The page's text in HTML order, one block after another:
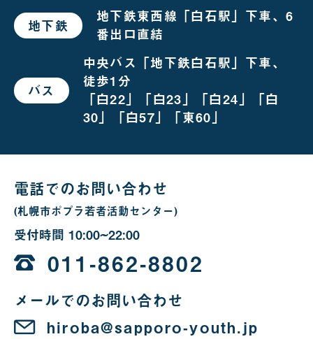
地下鉄 で
お
場
合
地下鉄東西線「白石駅」下車、6
番出口直結
バス で
お
場
中央バス「地下鉄白石駅」下車、
徒歩1分
「白22」「白23」「白24」「白
30」「白57」「東60」
電話でのお問い合わせ
(札幌市ポプラ若者活動センター)
受付時間 10:00~22:00
時
か
ら
22
011-862-8802
メールでのお問い合わせ
hiroba@sapporo-youth.jp